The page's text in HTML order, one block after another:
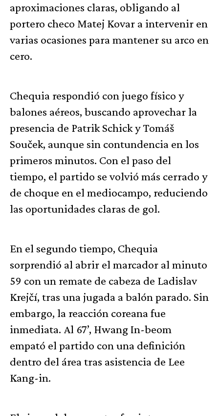
aproximaciones claras, obligando al
portero checo Matej Kovar a intervenir en
varias ocasiones para mantener su arco en
cero.
Chequia respondió con juego físico y
balones aéreos, buscando aprovechar la
presencia de Patrik Schick y Tomáš
Souček, aunque sin contundencia en los
primeros minutos. Con el paso del
tiempo, el partido se volvió más cerrado y
de choque en el mediocampo, reduciendo
las oportunidades claras de gol.
En el segundo tiempo, Chequia
sorprendió al abrir el marcador al minuto
59 con un remate de cabeza de Ladislav
Krejčí, tras una jugada a balón parado. Sin
embargo, la reacción coreana fue
inmediata. Al 67’, Hwang In-beom
empató el partido con una definición
dentro del área tras asistencia de Lee
Kang-in.